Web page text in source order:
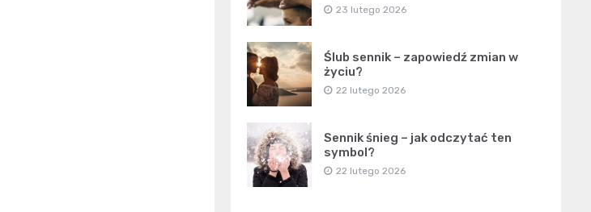
23 lutego 2026
Ślub sennik – zapowiedź zmian w
życiu?
22 lutego 2026
Sennik śnieg – jak odczytać ten
symbol?
22 lutego 2026